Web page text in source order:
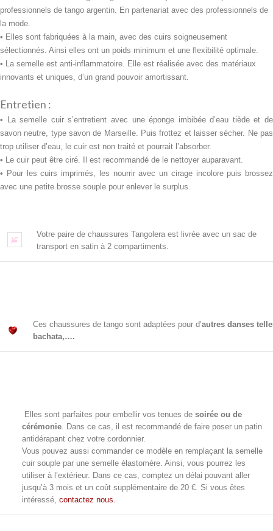
professionnels de tango argentin. En partenariat avec des professionnels de
la mode.
• Elles sont fabriquées à la main, avec des cuirs soigneusement
sélectionnés. Ainsi elles ont un poids minimum et une flexibilité optimale.
• La semelle est anti-inflammatoire. Elle est réalisée avec des matériaux
innovants et uniques, d’un grand pouvoir amortissant.
Entretien :
• La semelle cuir s’entretient avec une éponge imbibée d’eau tiède et de
savon neutre, type savon de Marseille. Puis frottez et laisser sécher. Ne pas
trop utiliser d’eau, le cuir est non traité et pourrait l’absorber.
• Le cuir peut être ciré. Il est recommandé de le nettoyer auparavant.
• Pour les cuirs imprimés, les nourrir avec un cirage incolore puis brossez
avec une petite brosse souple pour enlever le surplus.
Votre paire de chaussures Tangolera est livrée avec un sac de
transport en satin à 2 compartiments.
Ces chaussures de tango sont adaptées pour d’autres danses
bachata,….
Elles sont parfaites pour embellir vos tenues de soirée ou de
cérémonie . Dans ce cas, il est recommandé de faire poser un patin
antidérapant chez votre cordonnier.
Vous pouvez aussi commander ce modèle en remplaçant la semelle
cuir souple par une semelle élastomère. Ainsi, vous pourrez les
utiliser à l’extérieur. Dans ce cas, comptez un délai pouvant aller
jusqu’à 3 mois et un coût supplémentaire de 20 €. Si vous êtes
intéressé, contactez nous.